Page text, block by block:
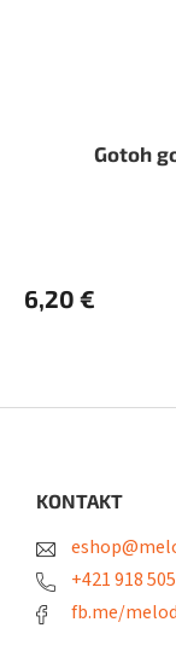
Gotoh
6,20 €
KONTAKT
+421 918
fb.me/